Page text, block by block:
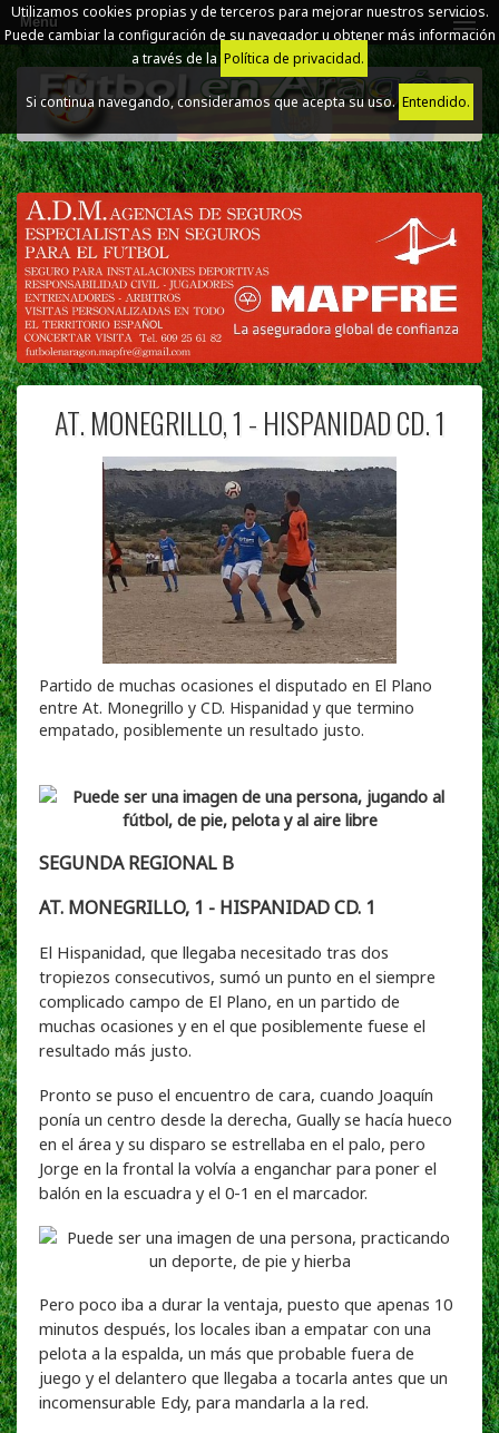
Utilizamos cookies propias y de terceros para mejorar nuestros servicios.
Puede cambiar la configuración de su navegador u obtener más información
a través de la Política de privacidad.
Si continua navegando, consideramos que acepta su uso.Entendido.
Menú
AT. MONEGRILLO, 1 - HISPANIDAD CD. 1
Partido de muchas ocasiones el disputado en El Plano
entre At. Monegrillo y CD. Hispanidad y que termino
empatado, posiblemente un resultado justo.
SEGUNDA REGIONAL B
AT. MONEGRILLO, 1 - HISPANIDAD CD. 1
El Hispanidad, que llegaba necesitado tras dos
tropiezos consecutivos, sumó un punto en el siempre
complicado campo de El Plano, en un partido de
muchas ocasiones y en el que posiblemente fuese el
resultado más justo.
Pronto se puso el encuentro de cara, cuando Joaquín
ponía un centro desde la derecha, Gually se hacía hueco
en el área y su disparo se estrellaba en el palo, pero
Jorge en la frontal la volvía a enganchar para poner el
balón en la escuadra y el 0-1 en el marcador.
Pero poco iba a durar la ventaja, puesto que apenas 10
minutos después, los locales iban a empatar con una
pelota a la espalda, un más que probable fuera de
juego y el delantero que llegaba a tocarla antes que un
incomensurable Edy, para mandarla a la red.